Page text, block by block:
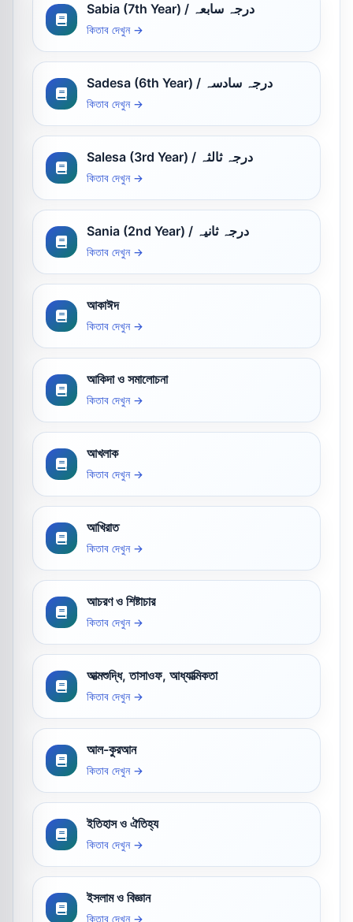
Sabia (7th Year) / درجہ سابعہ
কিতাব দেখুন →
Sadesa (6th Year) / درجہ سادسہ
কিতাব দেখুন →
Salesa (3rd Year) / درجہ ثالثہ
কিতাব দেখুন →
Sania (2nd Year) / درجہ ثانیہ
কিতাব দেখুন →
আকাঈদ
কিতাব দেখুন →
আকিদা ও সমালোচনা
কিতাব দেখুন →
আখলাক
কিতাব দেখুন →
আখিরাত
কিতাব দেখুন →
আচরণ ও শিষ্টাচার
কিতাব দেখুন →
আত্মশুদ্ধি, তাসাওফ, আধ্যাত্মিকতা
কিতাব দেখুন →
আল-কুরআন
কিতাব দেখুন →
ইতিহাস ও ঐতিহ্য
কিতাব দেখুন →
ইসলাম ও বিজ্ঞান
কিতাব দেখুন →